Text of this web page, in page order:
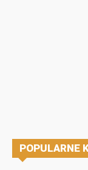
POPULARNE